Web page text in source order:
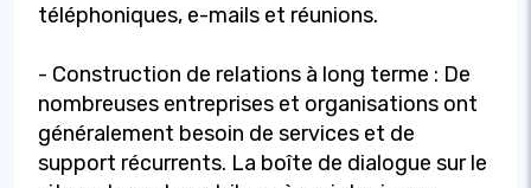
téléphoniques, e-mails et réunions.
- Construction de relations à long terme : De
nombreuses entreprises et organisations ont
généralement besoin de services et de
support récurrents. La boîte de dialogue sur le